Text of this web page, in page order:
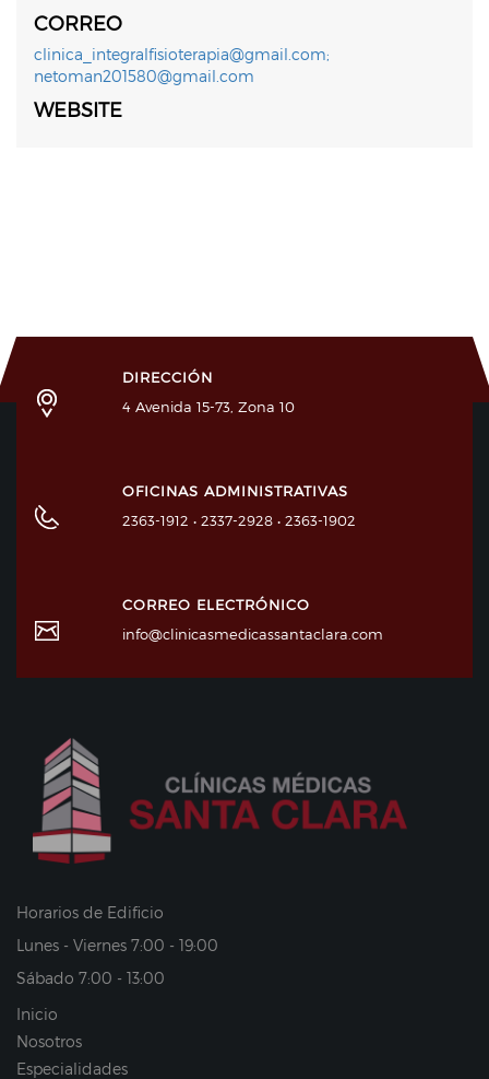
CORREO
clinica_integralfisioterapia@gmail.com;
netoman201580@gmail.com
WEBSITE
DIRECCIÓN
4 Avenida 15-73, Zona 10
OFICINAS ADMINISTRATIVAS
2363-1912 • 2337-2928 • 2363-1902
CORREO ELECTRÓNICO
info@clinicasmedicassantaclara.com
Horarios de Edificio
Lunes - Viernes 7:00 - 19:00
Sábado 7:00 - 13:00
Inicio
Nosotros
Especialidades